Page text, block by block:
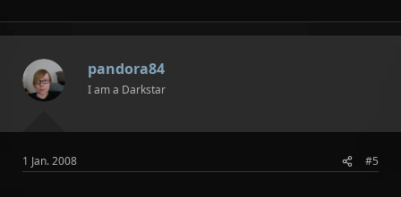
pandora84
I am a Darkstar
1 Jan. 2008 #5